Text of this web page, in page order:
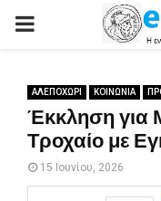
PRIMARY
ΑΛΕΠΟΧΩΡΙ ΚΟΙΝΩΝΙΑ
Έκκληση για
Τροχαίο με
15 Ιουνίου, 2026